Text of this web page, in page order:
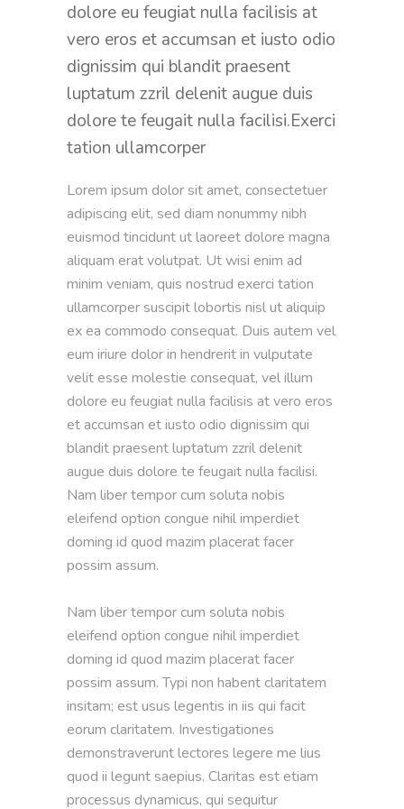
dolore eu feugiat nulla facilisis at
vero eros et accumsan et iusto odio
dignissim qui blandit praesent
luptatum zzril delenit augue duis
dolore te feugait nulla facilisi.Exerci
tation ullamcorper
Lorem ipsum dolor sit amet, consectetuer
adipiscing elit, sed diam nonummy nibh
euismod tincidunt ut laoreet dolore magna
aliquam erat volutpat. Ut wisi enim ad
minim veniam, quis nostrud exerci tation
ullamcorper suscipit lobortis nisl ut aliquip
ex ea commodo consequat. Duis autem vel
eum iriure dolor in hendrerit in vulputate
velit esse molestie consequat, vel illum
dolore eu feugiat nulla facilisis at vero eros
et accumsan et iusto odio dignissim qui
blandit praesent luptatum zzril delenit
augue duis dolore te feugait nulla facilisi.
Nam liber tempor cum soluta nobis
eleifend option congue nihil imperdiet
doming id quod mazim placerat facer
possim assum.
Nam liber tempor cum soluta nobis
eleifend option congue nihil imperdiet
doming id quod mazim placerat facer
possim assum. Typi non habent claritatem
insitam; est usus legentis in iis qui facit
eorum claritatem. Investigationes
demonstraverunt lectores legere me lius
quod ii legunt saepius. Claritas est etiam
processus dynamicus, qui sequitur